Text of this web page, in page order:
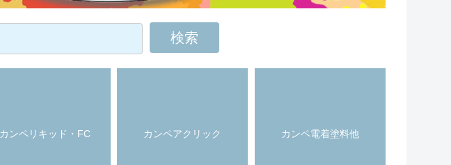
カンペリキッド・FC カンペアクリック カンペ電着塗料他